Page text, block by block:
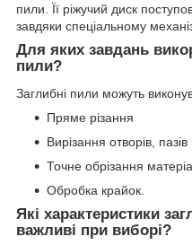
пили. Її ріжучий диск
завдяки спеціальному
Для яких завдань
пили?
Заглибні пили можуть
Пряме різання
Вирізання отворів, пазів
Точне обрізання
Обробка крайок.
Які характеристики
важливі при виборі?